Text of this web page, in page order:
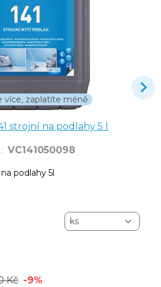
více, zaplatíte méně
strojní na podlahy 5 l
: VC141050098
podlahy 5l
Kč -9%